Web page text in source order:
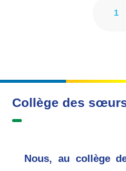
1
Collège des
Nous, au collège